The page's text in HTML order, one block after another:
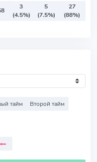
3
(4.5%)
5
(7.5%)
27
(88%)
тайм Второй тайм